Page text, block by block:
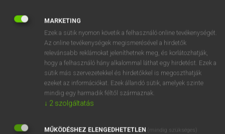
snow-slide
snow-squall
snowstorm
snow tyre
Snow White
MARKETING
Ezek a sütik nyomon követik a felhasználó online tevékenységét.
Az online tevékenységek megismerésével a hirdetők
relevánsabb reklámokat jeleníthetnek meg, és korlátozhatják,
hogy a felhasználó hány alkalommal láthat egy hirdetést. Ezek a
sütik más szervezetekkel és hirdetőkkel is megoszthatják
ezeket az információkat. Ezek állandó sütik, amelyek szinte
mindig egy harmadik féltől származnak.
↓ 2 szolgáltatás
MŰKÖDÉSHEZ ELENGEDHETETLEN (mindig szükséges)